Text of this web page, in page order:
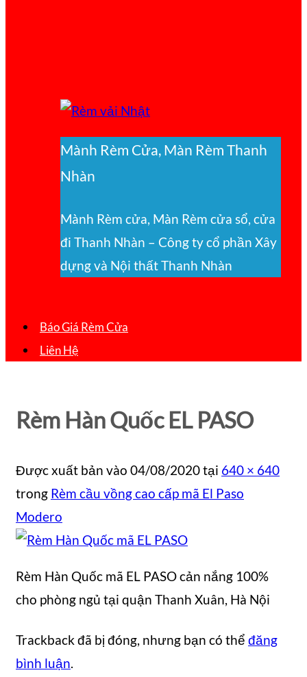
Mành Rèm Cửa, Màn Rèm Thanh
Nhàn
Mành Rèm cửa, Màn Rèm cửa sổ, cửa
đi Thanh Nhàn – Công ty cổ phần Xây
dựng và Nội thất Thanh Nhàn
Báo Giá Rèm Cửa
Liên Hệ
Rèm Hàn Quốc EL PASO
Được xuất bản vào 04/08/2020tại 640 × 640
trong Rèm cầu vồng cao cấp mã El Paso
Modero
Rèm Hàn Quốc mã EL PASO cản nắng 100%
cho phòng ngủ tại quận Thanh Xuân, Hà Nội
Trackback đã bị đóng, nhưng bạn có thể đăng
bình luận.